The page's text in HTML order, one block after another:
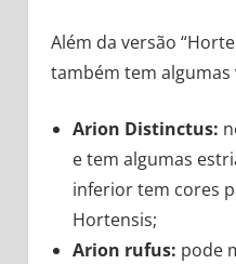
Além da versão
também tem algumas
Arion Distinctus:
e tem algumas
inferior tem cores
Hortensis;
Arion rufus: pode